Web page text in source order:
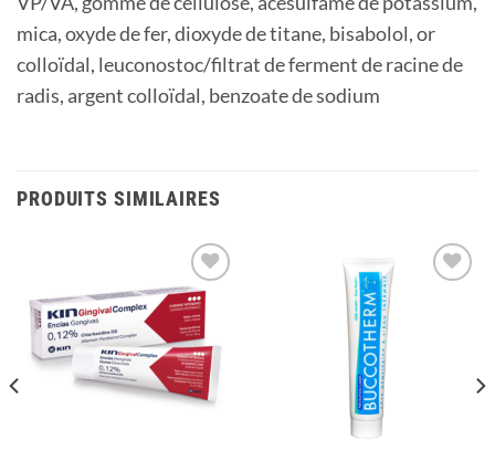
mica, oxyde de fer, dioxyde de titane, bisabolol, or
colloïdal, leuconostoc/filtrat de ferment de racine de
radis, argent colloïdal, benzoate de sodium
PRODUITS SIMILAIRES
Ajouter
à la
liste
d’envies